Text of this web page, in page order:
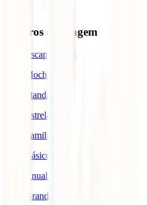
Seguros de Viagem
IATI Escapadinhas
IATI Mochileiro
IATI Standard
IATI Estrela
IATI Familia
IATI Básico
IATI Anual Multiviagem
IATI Grandes Viajantes